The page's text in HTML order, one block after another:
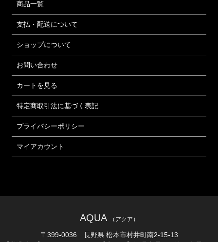
商品一覧
支払・配送について
ショップについて
お問い合わせ
カートを見る
特定商取引法に基づく表記
プライバシーポリシー
マイアカウント
AQUA （アクア）
〒399-0036 長野県 松本市村井町南2-15-13